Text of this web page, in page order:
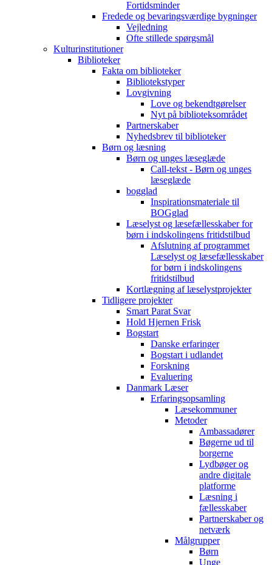
Fortidsminder
Fredede og bevaringsværdige bygninger
Vejledning
Ofte stillede spørgsmål
Kulturinstitutioner
Biblioteker
Fakta om biblioteker
Bibliotekstyper
Lovgivning
Love og bekendtgørelser
Nyt på biblioteksområdet
Partnerskaber
Nyhedsbrev til biblioteker
Børn og læsning
Børn og unges læseglæde
Call-tekst - Børn og unges
læseglæde
bogglad
Inspirationsmateriale til
BOGglad
Læselyst og læsefællesskaber for
børn i indskolingens fritidstilbud
Afslutning af programmet
Læselyst og læsefællesskaber
for børn i indskolingens
fritidstilbud
Kortlægning af læselystprojekter
Tidligere projekter
Smart Parat Svar
Hold Hjernen Frisk
Bogstart
Danske erfaringer
Bogstart i udlandet
Forskning
Evaluering
Danmark Læser
Erfaringsopsamling
Læsekommuner
Metoder
Ambassadører
Bøgerne ud til
borgerne
Lydbøger og
andre digitale
platforme
Læsning i
fællesskaber
Partnerskaber og
netværk
Målgrupper
Børn
Unge